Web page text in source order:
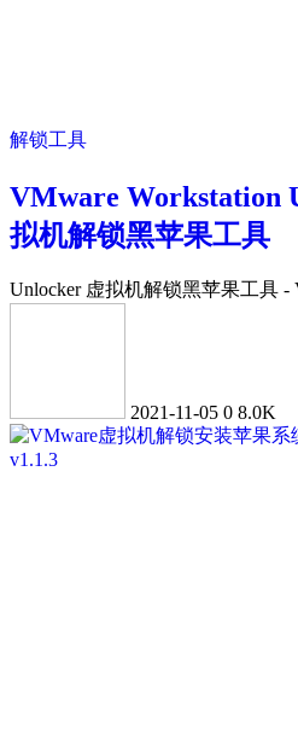
解锁工具
VMware Workstation
拟机解锁黑苹果工具
Unlocker 虚拟机解锁黑苹果工具 -
2021-11-05 0 8.0K